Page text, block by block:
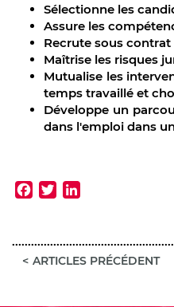
Sélectionne les
Assure les
Recrute sous
Maîtrise les risques
Mutualise les
temps travaillé et
Développe un
dans l'emploi dans
Facebook
Twitter
ARTICLES PRÉCÉDENT